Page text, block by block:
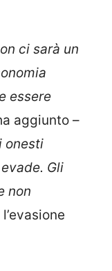
ci sarà un
essere
aggiunto –
onesti
Gli
non